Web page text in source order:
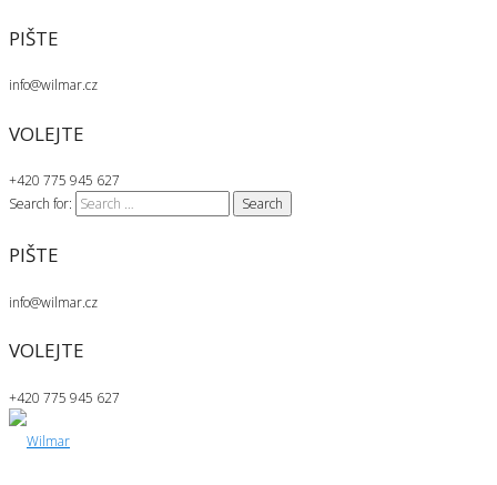
PIŠTE
info@wilmar.cz
VOLEJTE
+420 775 945 627
Search for:
PIŠTE
info@wilmar.cz
VOLEJTE
+420 775 945 627